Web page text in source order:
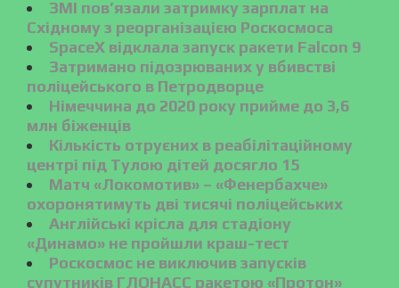
ЗМІ пов’язали затримку зарплат на
Східному з реорганізацією Роскосмоса
SpaceX відклала запуск ракети Falcon 9
Затримано підозрюваних у вбивстві
поліцейського в Петродворце
Німеччина до 2020 року прийме до 3,6
млн біженців
Кількість отруєних в реабілітаційному
центрі під Тулою дітей досягло 15
Матч «Локомотив» – «Фенербахче»
охоронятимуть дві тисячі поліцейських
Англійські крісла для стадіону
«Динамо» не пройшли краш-тест
Роскосмос не виключив запусків
супутників ГЛОНАСС ракетою «Протон»